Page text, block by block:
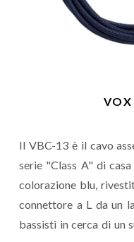
Il VBC-13 è il cavo
serie "Class A" di
colorazione blu,
connettore a L da un
bassisti in cerca di un